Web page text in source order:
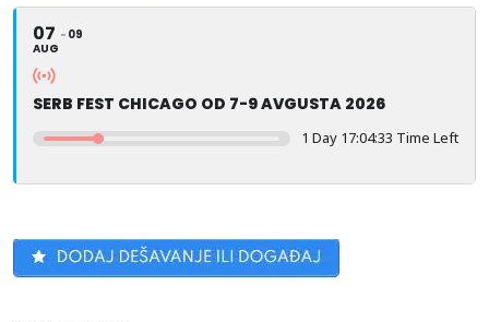
07
AUG
09
SERB FEST CHICAGO OD 7-9 AVGUSTA 2026
1 Day 17:04:33 Time Left